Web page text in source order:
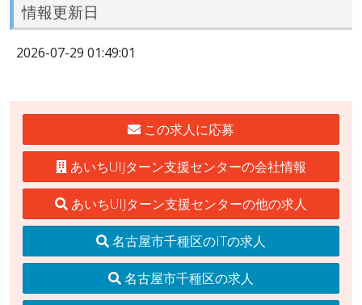
情報更新日
2026-07-29 01:49:01
この求人に応募
あいちUIJターン支援センターの会社情報
あいちUIJターン支援センターの他の求人
名古屋市千種区のITの求人
名古屋市千種区の求人